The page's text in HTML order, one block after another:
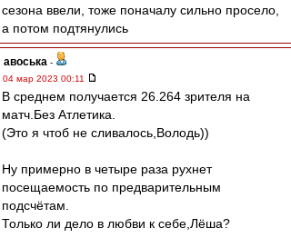
сезона ввели, тоже поначалу сильно просело,
а потом подтянулись
авоська -
04 мар 2023 00:11
В среднем получается 26.264 зрителя на
матч.Без Атлетика.
(Это я чтоб не сливалось,Володь))
Ну примерно в четыре раза рухнет
посещаемость по предварительным
подсчётам.
Только ли дело в любви к себе,Лёша?